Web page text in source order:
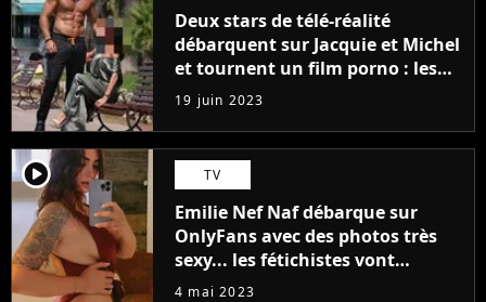
Deux stars de télé-réalité
débarquent sur Jacquie et Michel
et tournent un film porno : les
premières images du tournage
(exclu)
19 juin 2023
player2 TV
Emilie Nef Naf débarque sur
OnlyFans avec des photos très
sexy... les fétichistes vont
prendre leur pied !
4 mai 2023